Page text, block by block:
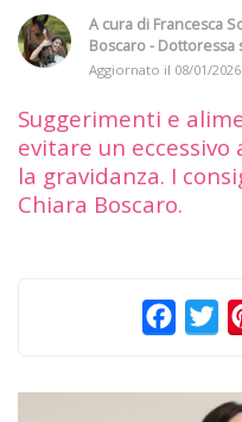
A cura di Francesca
Boscaro -
Aggiornato il 08/01/2026
Suggerimenti e
evitare un
la gravidanza. I
Chiara Boscaro.